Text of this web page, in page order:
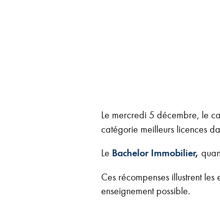
Le mercredi 5 décembre, le
catégorie meilleurs licences
Le Bachelor Immobilier,
Ces récompenses illustrent
enseignement possible.